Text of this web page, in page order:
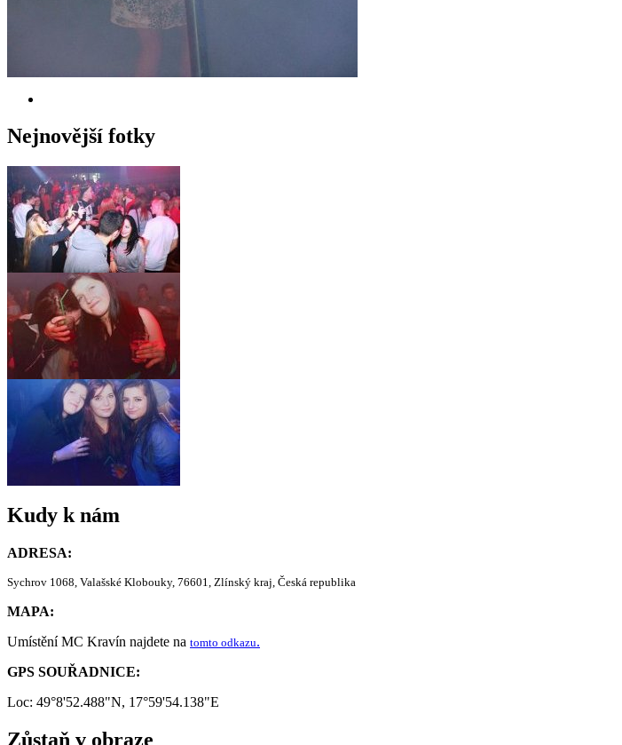
Nejnovější fotky
Kudy k nám
ADRESA:
Sychrov 1068, Valašské Klobouky, 76601, Zlínský kraj, Česká republika
MAPA:
Umístění MC Kravín najdete na tomto odkazu.
GPS SOUŘADNICE:
Loc: 49°8'52.488"N, 17°59'54.138"E
Zůstaň v obraze